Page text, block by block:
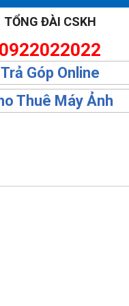
TỔNG ĐÀI CSKH
0922022022
Trả Góp Online
Thuê Máy Ảnh